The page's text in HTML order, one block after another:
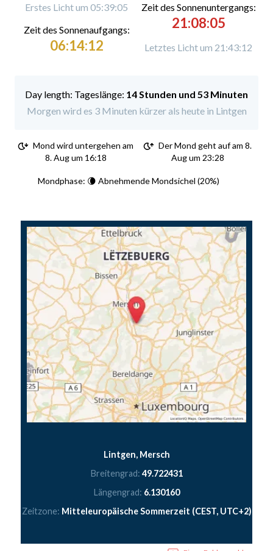
Erstes Licht um 05:39:05
Zeit des Sonnenaufgangs:
06:14:12
Zeit des Sonnenuntergangs:
21:08:05
Letztes Licht um 21:43:12
Tageslänge: 14 Stunden und 53 Minuten
Morgen wird es 3 Minuten kürzer als heute in Lintgen
Mond wird untergehen am
8. Aug um 16:18
Der Mond geht auf am 8.
Aug um 23:28
Mondphase: 🌘 Abnehmende Mondsichel (20%)
Lintgen, Mersch
Breitengrad: 49.722431
Längengrad: 6.130160
Zeitzone: Mitteleuropäische Sommerzeit (CEST, UTC+2)